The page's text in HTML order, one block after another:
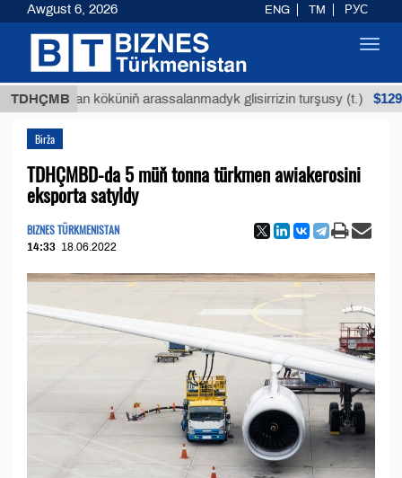
TDHÇMB
Buýan köküniň arassalanmadyk glisirrizin turşusy (t.) $12935,18
Birža
TDHÇMBD-da 5 müň tonna türkmen awiakerosini
eksporta satyldy
BIZNES TÜRKMENISTAN
14:33 18.06.2022
Awgust 6, 2026 ENG TM РУС